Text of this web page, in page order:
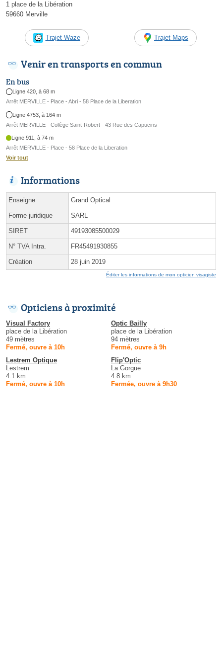
1 place de la Libération
59660 Merville
Trajet Waze Trajet Maps
Venir en transports en commun
En bus
Ligne 420, à 68 m
Arrêt MERVILLE - Place - Abri - 58 Place de la Liberation
Ligne 4753, à 164 m
Arrêt MERVILLE - Collège Saint-Robert - 43 Rue des Capucins
Ligne 911, à 74 m
Arrêt MERVILLE - Place - 58 Place de la Liberation
Voir tout
Informations
Enseigne Grand Optical
Forme juridique SARL
SIRET 49193085500029
N° TVA Intra. FR45491930855
Création 28 juin 2019
Éditer les informations de mon opticien visagiste
Opticiens à proximité
Visual Factory
place de la Libération
49 mètres
Fermé, ouvre à 10h
Optic Bailly
place de la Libération
94 mètres
Fermé, ouvre à 9h
Lestrem Optique
Lestrem
4.1 km
Fermé, ouvre à 10h
Flip'Optic
La Gorgue
4.8 km
Fermée, ouvre à 9h30